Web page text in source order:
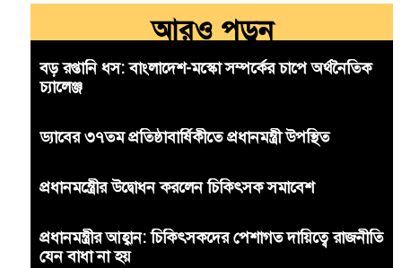
আরও পড়ুন
বড় রপ্তানি ধস: বাংলাদেশ-মস্কো সম্পর্কের চাপে অর্থনৈতিক
চ্যালেঞ্জ
ড্যাবের ৩৭তম প্রতিষ্ঠাবার্ষিকীতে প্রধানমন্ত্রী উপস্থিত
প্রধানমন্ত্রীের উদ্বোধন করলেন চিকিৎসক সমাবেশ
প্রধানমন্ত্রীর আহ্বান: চিকিৎসকদের পেশাগত দায়িত্বে রাজনীতি
যেন বাধা না হয়